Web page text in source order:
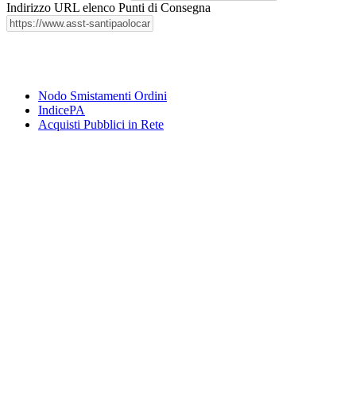
Indirizzo URL elenco Punti di Consegna
Nodo Smistamenti Ordini
IndicePA
Acquisti Pubblici in Rete